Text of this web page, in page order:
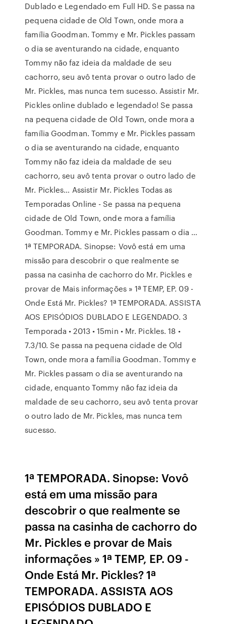
Dublado e Legendado em Full HD. Se passa na
pequena cidade de Old Town, onde mora a
família Goodman. Tommy e Mr. Pickles passam
o dia se aventurando na cidade, enquanto
Tommy não faz ideia da maldade de seu
cachorro, seu avô tenta provar o outro lado de
Mr. Pickles, mas nunca tem sucesso. Assistir Mr.
Pickles online dublado e legendado! Se passa
na pequena cidade de Old Town, onde mora a
família Goodman. Tommy e Mr. Pickles passam
o dia se aventurando na cidade, enquanto
Tommy não faz ideia da maldade de seu
cachorro, seu avô tenta provar o outro lado de
Mr. Pickles… Assistir Mr. Pickles Todas as
Temporadas Online - Se passa na pequena
cidade de Old Town, onde mora a família
Goodman. Tommy e Mr. Pickles passam o dia …
1ª TEMPORADA. Sinopse: Vovô está em uma
missão para descobrir o que realmente se
passa na casinha de cachorro do Mr. Pickles e
provar de Mais informações » 1ª TEMP, EP. 09 -
Onde Está Mr. Pickles? 1ª TEMPORADA. ASSISTA
AOS EPISÓDIOS DUBLADO E LEGENDADO. 3
Temporada • 2013 • 15min • Mr. Pickles. 18 •
7.3/10. Se passa na pequena cidade de Old
Town, onde mora a família Goodman. Tommy e
Mr. Pickles passam o dia se aventurando na
cidade, enquanto Tommy não faz ideia da
maldade de seu cachorro, seu avô tenta provar
o outro lado de Mr. Pickles, mas nunca tem
sucesso.
1ª TEMPORADA. Sinopse: Vovô
está em uma missão para
descobrir o que realmente se
passa na casinha de cachorro do
Mr. Pickles e provar de Mais
informações » 1ª TEMP, EP. 09 -
Onde Está Mr. Pickles? 1ª
TEMPORADA. ASSISTA AOS
EPISÓDIOS DUBLADO E